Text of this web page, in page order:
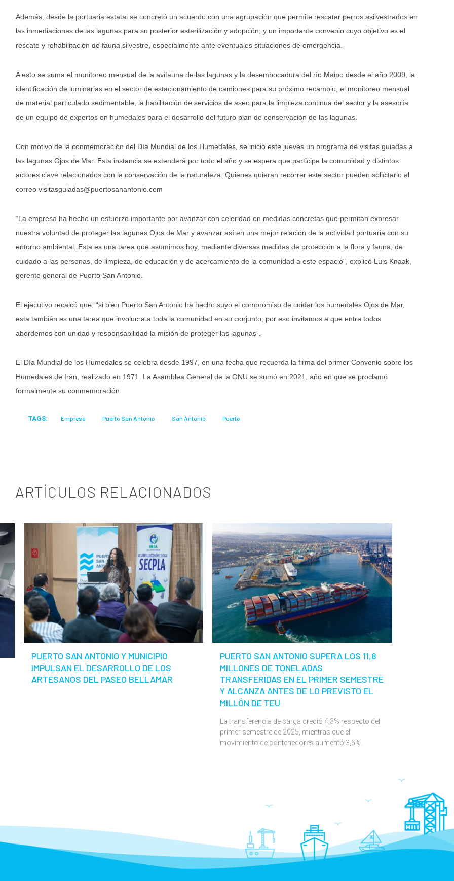
Además, desde la portuaria estatal se concretó un acuerdo con una agrupación que permite rescatar perros asilvestrados en
las inmediaciones de las lagunas para su posterior esterilización y adopción; y un importante convenio cuyo objetivo es el
rescate y rehabilitación de fauna silvestre, especialmente ante eventuales situaciones de emergencia.
A esto se suma el monitoreo mensual de la avifauna de las lagunas y la desembocadura del río Maipo desde el año 2009, la
identificación de luminarias en el sector de estacionamiento de camiones para su próximo recambio, el monitoreo mensual
de material particulado sedimentable, la habilitación de servicios de aseo para la limpieza continua del sector y la asesoría
de un equipo de expertos en humedales para el desarrollo del futuro plan de conservación de las lagunas.
Con motivo de la conmemoración del Día Mundial de los Humedales, se inició este jueves un programa de visitas guiadas a
las lagunas Ojos de Mar. Esta instancia se extenderá por todo el año y se espera que participe la comunidad y distintos
actores clave relacionados con la conservación de la naturaleza. Quienes quieran recorrer este sector pueden solicitarlo al
correo visitasguiadas@puertosanantonio.com
“La empresa ha hecho un esfuerzo importante por avanzar con celeridad en medidas concretas que permitan expresar
nuestra voluntad de proteger las lagunas Ojos de Mar y avanzar así en una mejor relación de la actividad portuaria con su
entorno ambiental. Esta es una tarea que asumimos hoy, mediante diversas medidas de protección a la flora y fauna, de
cuidado a las personas, de limpieza, de educación y de acercamiento de la comunidad a este espacio”, explicó Luis Knaak,
gerente general de Puerto San Antonio.
El ejecutivo recalcó que, “si bien Puerto San Antonio ha hecho suyo el compromiso de cuidar los humedales Ojos de Mar,
esta también es una tarea que involucra a toda la comunidad en su conjunto; por eso invitamos a que entre todos
abordemos con unidad y responsabilidad la misión de proteger las lagunas”.
El Día Mundial de los Humedales se celebra desde 1997, en una fecha que recuerda la firma del primer Convenio sobre los
Humedales de Irán, realizado en 1971. La Asamblea General de la ONU se sumó en 2021, año en que se proclamó
formalmente su conmemoración.
TAGS: Empresa Puerto San Antonio San Antonio Puerto
ARTÍCULOS RELACIONADOS
PUERTO SAN ANTONIO Y MUNICIPIO
IMPULSAN EL DESARROLLO DE LOS
ARTESANOS DEL PASEO BELLAMAR
PUERTO SAN ANTONIO SUPERA LOS 11,8
MILLONES DE TONELADAS
TRANSFERIDAS EN EL PRIMER SEMESTRE
Y ALCANZA ANTES DE LO PREVISTO EL
MILLÓN DE TEU
La transferencia de carga creció 4,3% respecto del
primer semestre de 2025, mientras que el
movimiento de contenedores aumentó 3,5%.